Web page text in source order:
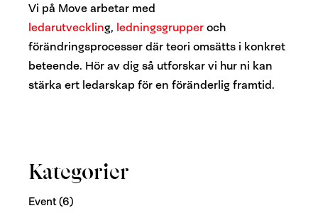
Vi på Move arbetar med
ledarutveckling, ledningsgrupperoch
förändringsprocesser där teori omsätts i konkret
beteende. Hör av dig så utforskar vi hur ni kan
stärka ert ledarskap för en föränderlig framtid.
Kategorier
Event(6)